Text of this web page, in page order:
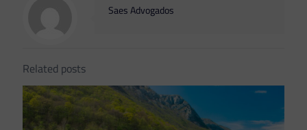
Saes Advogados
Related posts